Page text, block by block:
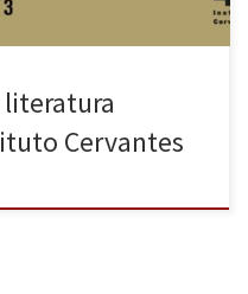
literatura
Cervantes